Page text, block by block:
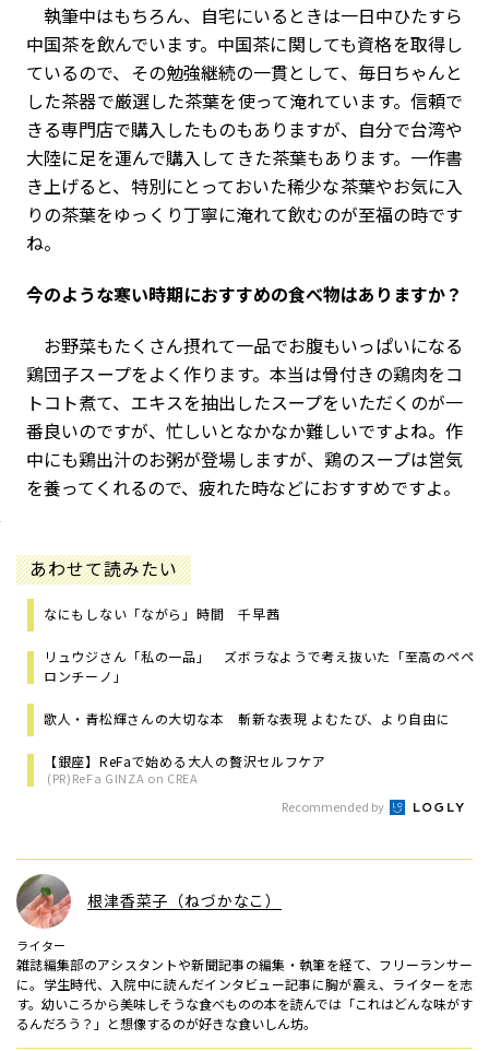
執筆中はもちろん、自宅にいるときは一日中ひたすら
中国茶を飲んでいます。中国茶に関しても資格を取得し
ているので、その勉強継続の一貫として、毎日ちゃんと
した茶器で厳選した茶葉を使って淹れています。信頼で
きる専門店で購入したものもありますが、自分で台湾や
大陸に足を運んで購入してきた茶葉もあります。一作書
き上げると、特別にとっておいた稀少な茶葉やお気に入
りの茶葉をゆっくり丁寧に淹れて飲むのが至福の時です
ね。
――今のような寒い時期におすすめの食べ物はありますか？
お野菜もたくさん摂れて一品でお腹もいっぱいになる
鶏団子スープをよく作ります。本当は骨付きの鶏肉をコ
トコト煮て、エキスを抽出したスープをいただくのが一
番良いのですが、忙しいとなかなか難しいですよね。作
中にも鶏出汁のお粥が登場しますが、鶏のスープは営気
を養ってくれるので、疲れた時などにおすすめですよ。
あわせて読みたい
なにもしない「ながら」時間 千早茜
リュウジさん「私の一品」 ズボラなようで考え抜いた「至高のペペ
ロンチーノ」
歌人・青松輝さんの大切な本 斬新な表現 よむたび、より自由に
【銀座】ReFaで始める大人の贅沢セルフケア
(PR)ReFa GINZA on CREA
Recommended by
根津香菜子（ねづかなこ）
ライター
雑誌編集部のアシスタントや新聞記事の編集・執筆を経て、フリーランサー
に。学生時代、入院中に読んだインタビュー記事に胸が震え、ライターを志
す。幼いころから美味しそうな食べものの本を読んでは「これはどんな味がす
るんだろう？」と想像するのが好きな食いしん坊。